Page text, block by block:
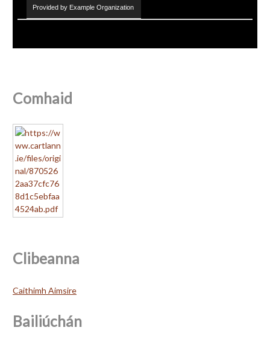
Provided by Example Organization
Comhaid
Clibeanna
Caithimh Aimsire
Bailiúchán